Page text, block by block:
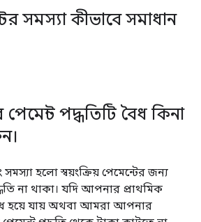
সমস্যা কীভাবে সমাধান
পদ্ধতিটি বৈধ কিনা
হলো স্বয়ংক্রিয় পেমেন্টের জন্য
না থাকা। যদি আপনার প্রাথমিক
হয়ে যায় অথবা আমরা আপনার